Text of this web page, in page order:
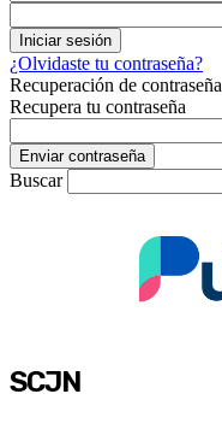
¿Olvidaste tu contraseña?
Recuperación de contraseña
Recupera tu contraseña
Buscar
SCJN